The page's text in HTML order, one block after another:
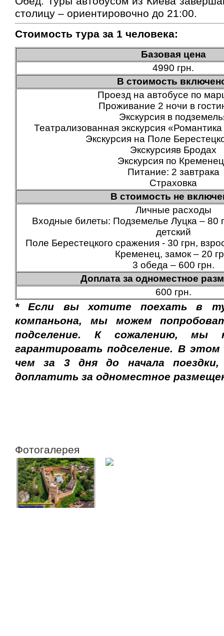
столицу – ориентировочно до 21:00.
Стоимость тура за 1 человека:
Базовая цена
4990 грн.
В стоимость
Проезд на автобусе по
Проживание 2 ночи в
Экскурсия в
Театрализованная экскурсия
Экскурсия на Поле
Экскурсияв Бродах
Экскурсия по
Питание: 2 завтрака
Страховка
В стоимость не
Личные расходы
Входные билеты: Подземелье Луцка – 80
детский
Поле Берестецкого сражения - 30 грн,
Кременец, замок – 20
3 обеда – 600 грн.
Доплата за одноместное
600 грн.
* Если вы хотите поехать в
компаньона, мы можем
подселение. К сожалению, мы
гарантировать подселение. В этом
чем за 3 дня до начала
доплатить за одноместное
Фотогалерея